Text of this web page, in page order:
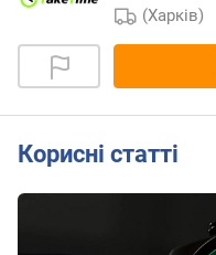
(Харків)
Корисні статті